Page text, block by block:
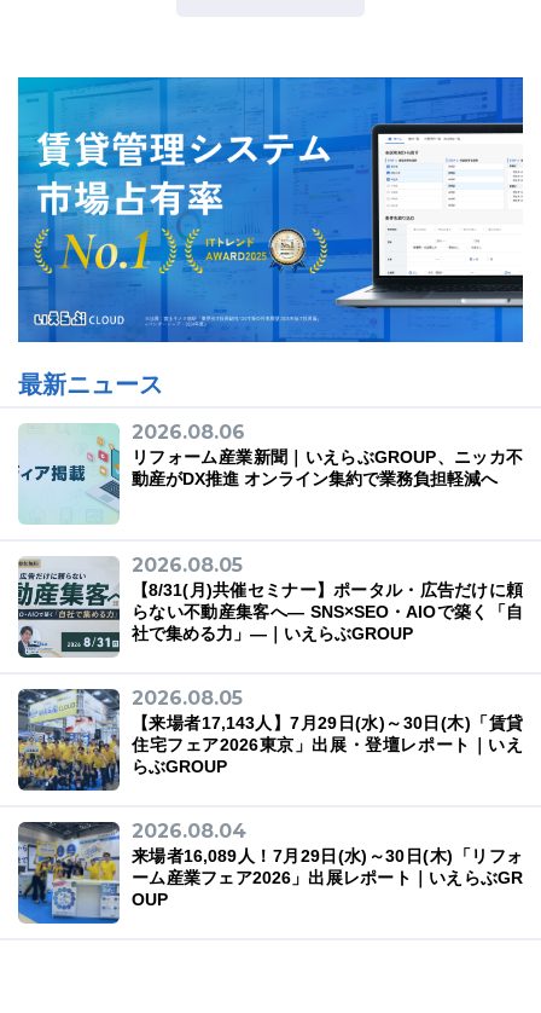
最新ニュース
2026.08.06
リフォーム産業新聞｜いえらぶGROUP、ニッカ不
動産がDX推進 オンライン集約で業務負担軽減へ
2026.08.05
【8/31(月)共催セミナー】ポータル・広告だけに頼
らない不動産集客へ― SNS×SEO・AIOで築く「自
社で集める力」―｜いえらぶGROUP
2026.08.05
【来場者17,143人】7月29日(水)～30日(木)「賃貸
住宅フェア2026東京」出展・登壇レポート｜いえ
らぶGROUP
2026.08.04
来場者16,089人！7月29日(水)～30日(木)「リフォ
ーム産業フェア2026」出展レポート｜いえらぶGR
OUP